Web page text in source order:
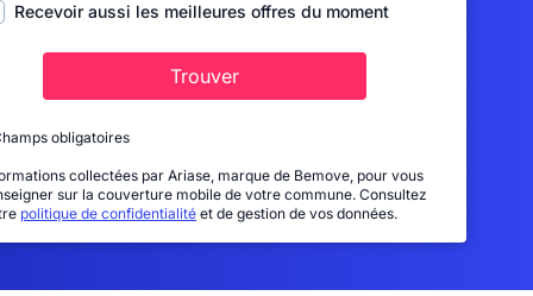
Recevoir aussi les meilleures offres du moment
Trouver
obligatoires
collectées par Ariase, marque de Bemove, pour vous
sur la couverture mobile de votre commune. Consultez
politique de confidentialité et de gestion de vos données.